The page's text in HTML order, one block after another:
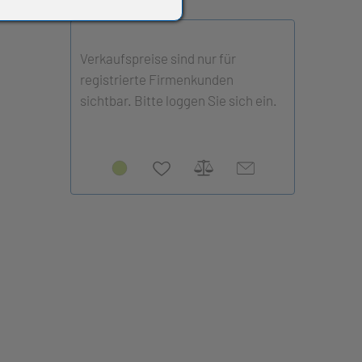
Verkaufspreise sind nur für
registrierte Firmenkunden
sichtbar. Bitte loggen Sie sich ein.